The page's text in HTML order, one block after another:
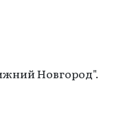
Новгород".